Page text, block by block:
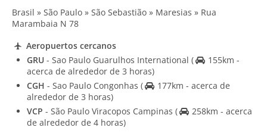
Brasil » São Paulo » São Sebastião » Maresias » Rua
Marambaia N 78
Aeropuertos cercanos
GRU - Sao Paulo Guarulhos International (
155km -
acerca de alrededor de 3 horas)
CGH - Sao Paulo Congonhas (
177km - acerca de
alrededor de 3 horas)
VCP - São Paulo Viracopos Campinas (
258km - acerca
de alrededor de 4 horas)